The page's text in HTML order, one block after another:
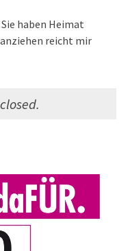
haben Heimat
reicht mir